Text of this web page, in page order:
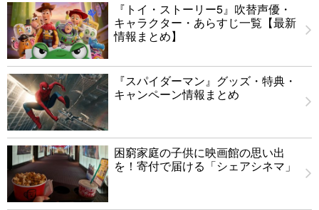
『トイ・ストーリー5』吹替声優・
キャラクター・あらすじ一覧【最新
情報まとめ】
『スパイダーマン』グッズ・特典・
キャンペーン情報まとめ
困窮家庭の子供に映画館の思い出
を！寄付で届ける「シェアシネマ」